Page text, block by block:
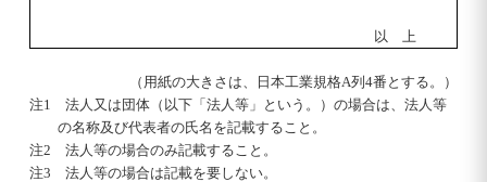
以 上
（用紙の大きさは、日本工業規格A列4番とする。）
注1 法人又は団体（以下「法人等」という。）の場合は、法人等
の名称及び代表者の氏名を記載すること。
注2 法人等の場合のみ記載すること。
注3 法人等の場合は記載を要しない。